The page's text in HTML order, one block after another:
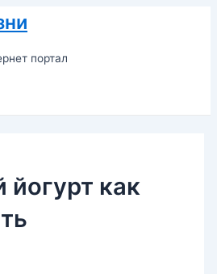
портал
как